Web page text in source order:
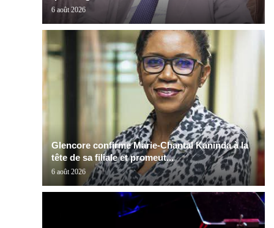
6 août 2026
Glencore confirme Marie-Chantal Kaninda à la
tête de sa filiale et promeut...
6 août 2026